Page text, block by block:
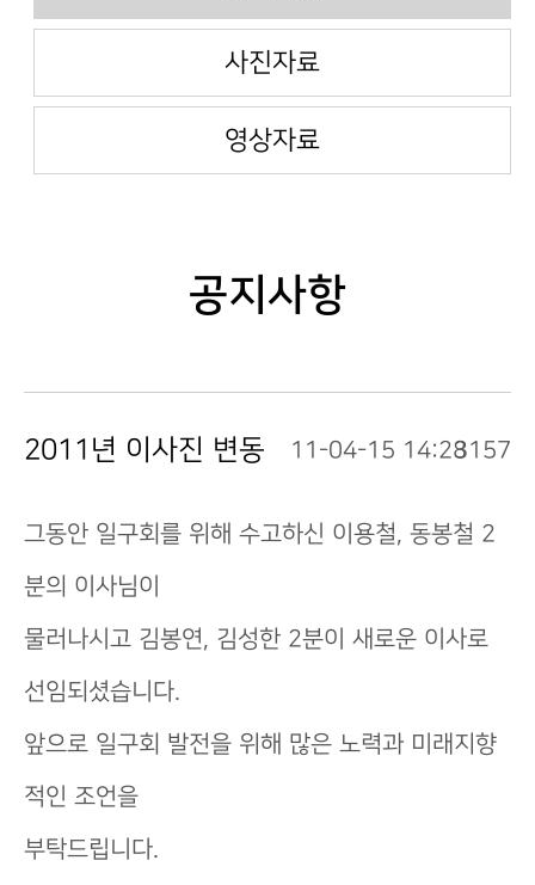
사진자료
영상자료
공지사항
2011년 이사진 변동 11-04-15 14:283157
그동안 일구회를 위해 수고하신 이용철, 동봉철 2
분의 이사님이
물러나시고 김봉연, 김성한 2분이 새로운 이사로
선임되셨습니다.
앞으로 일구회 발전을 위해 많은 노력과 미래지향
적인 조언을
부탁드립니다.